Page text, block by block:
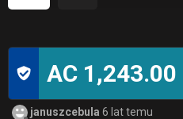
AC 1,243.00
januszcebula 6 lat temu